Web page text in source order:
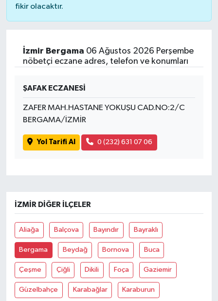
fikir olacaktır.
İzmir Bergama 06 Ağustos 2026 Perşembe
nöbetçi eczane adres, telefon ve konumları
ŞAFAK ECZANESİ
ZAFER MAH.HASTANE YOKUŞU CAD.NO:2/C
BERGAMA/İZMİR
Yol Tarifi Al 0 (232) 631 07 06
İZMIR DIĞER İLÇELER
Aliağa Balçova Bayındır Bayraklı
Bergama Beydağ Bornova Buca
Çeşme Çiğli Dikili Foça Gaziemir
Güzelbahçe Karabağlar Karaburun